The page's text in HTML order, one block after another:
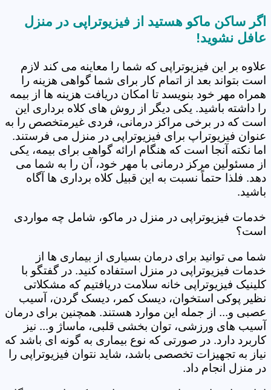
اگر ساکن ماکو هستید از فیزیوتراپی در منزل
عافل نشوید!
علاوه بر این فیزیوتراپی که شما را معاینه می کند لازم
است بتواند بعد از اتمام کار برای شما گواهی هزینه را
همراه مهر خود بنویسد تا امکان دریافت هزینه ها از بیمه
را داشته باشید. یکی دیگر از روش های کلاه برداری این
است که در برخی مراکز درمانی، فردی غیرمتخصص را به
عنوان فیزیوتراپ برای فیزیوتراپی در منزل می فرستند.
اما نکته آنجا است که هنگام ارائه گواهی برای بیمه، یکی
از مسئولین مرکز درمانی با مهر خود، آن را به شما می
دهد. فلذا حتماً نسبت به این قبیل کلاه برداری ها آگاه
باشید.
خدمات فیزیوتراپی در منزل در ماکو، شامل چه مواردی
است؟
شما می توانید برای درمان بسیاری از بیماری ها از
خدمات فیزیوتراپی در منزل استفاده کنید. در گفتگو با
کلینیک فیزیوتراپی خانه سلامت دریافتیم که مشکلاتی
نظیر پوکی استخوان، دیسک کمر، دیسک گردن، آسیب
عصبی و... از جمله این موارد هستند. همچنین برای درمان
آسیب های ورزشی، توان بخشی قلبی، ماساژ و... نیز
کاربرد دارد. در صورتی که نوع بیماری به گونه ای باشد که
نیاز به تجهیزات تخصصی باشد، شاید نتوان فیزیوتراپی را
در منزل انجام داد.